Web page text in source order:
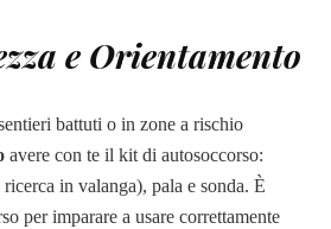
e Orientamento
battuti o in zone a rischio
avere con te il kit di autosoccorso:
in valanga), pala e sonda. È
per imparare a usare correttamente